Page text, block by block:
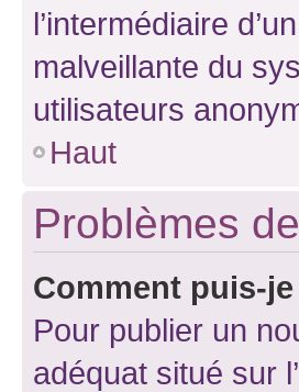
l’intermédiaire
malveillante du
utilisateurs
Haut
Problèmes
Comment puis-
Pour publier un
adéquat situé sur